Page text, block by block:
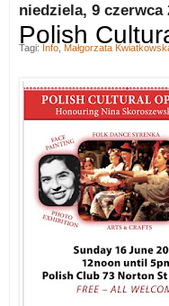
niedziela, 9 czerwca
Polish
Tagi: Info Małgorzata